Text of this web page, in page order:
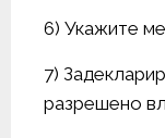
6) Укажите
7)
разрешено